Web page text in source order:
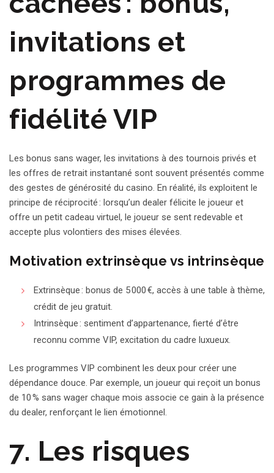
invitations et
programmes de
fidélité VIP
Les bonus sans wager, les invitations à des tournois privés et
les offres de retrait instantané sont souvent présentés comme
des gestes de générosité du casino. En réalité, ils exploitent le
principe de réciprocité : lorsqu’un dealer félicite le joueur et
offre un petit cadeau virtuel, le joueur se sent redevable et
accepte plus volontiers des mises élevées.
Motivation extrinsèque vs intrinsèque
Extrinsèque : bonus de 5 000 €, accès à une table à thème,
crédit de jeu gratuit.
Intrinsèque : sentiment d’appartenance, fierté d’être
reconnu comme VIP, excitation du cadre luxueux.
Les programmes VIP combinent les deux pour créer une
dépendance douce. Par exemple, un joueur qui reçoit un bonus
de 10 % sans wager chaque mois associe ce gain à la présence
du dealer, renforçant le lien émotionnel.
7. Les risques